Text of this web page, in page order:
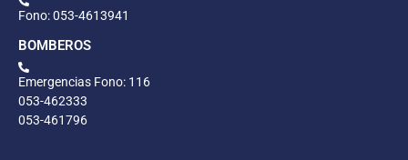
Fono: 053-4613941
BOMBEROS
Emergencias Fono: 116
053-462333
053-461796